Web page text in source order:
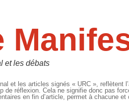
et les débats
et les articles signés « URC », reflètent
de réflexion. Cela ne signifie donc pas
en fin d’article, permet à chacune